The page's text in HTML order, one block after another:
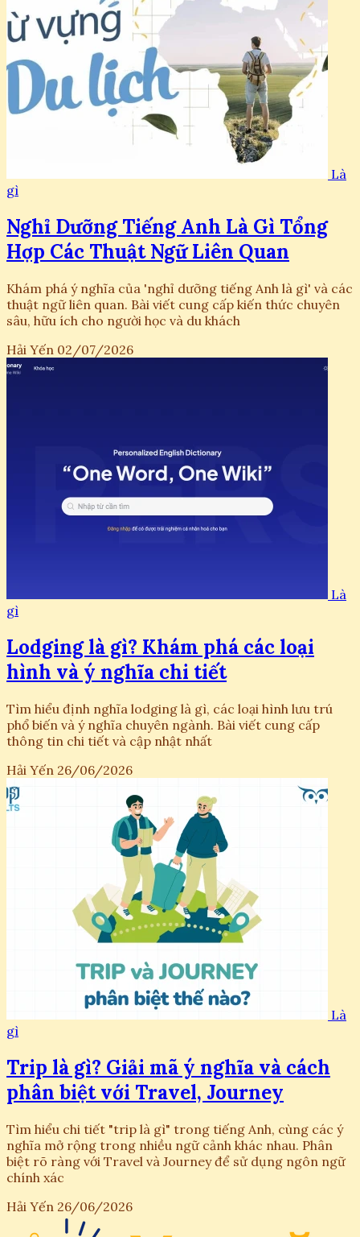
Là
gì
Nghỉ Dưỡng Tiếng Anh Là Gì Tổng
Hợp Các Thuật Ngữ Liên Quan
Khám phá ý nghĩa của 'nghỉ dưỡng tiếng Anh là gì' và các
thuật ngữ liên quan. Bài viết cung cấp kiến thức chuyên
sâu, hữu ích cho người học và du khách
Hải Yến 02/07/2026
Là
gì
Lodging là gì? Khám phá các loại
hình và ý nghĩa chi tiết
Tìm hiểu định nghĩa lodging là gì, các loại hình lưu trú
phổ biến và ý nghĩa chuyên ngành. Bài viết cung cấp
thông tin chi tiết và cập nhật nhất
Hải Yến 26/06/2026
Là
gì
Trip là gì? Giải mã ý nghĩa và cách
phân biệt với Travel, Journey
Tìm hiểu chi tiết "trip là gì" trong tiếng Anh, cùng các ý
nghĩa mở rộng trong nhiều ngữ cảnh khác nhau. Phân
biệt rõ ràng với Travel và Journey để sử dụng ngôn ngữ
chính xác
Hải Yến 26/06/2026